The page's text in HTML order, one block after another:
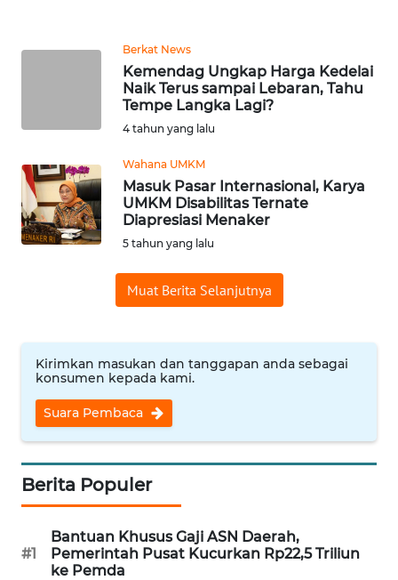
Berkat News
Kemendag Ungkap Harga Kedelai
Naik Terus sampai Lebaran, Tahu
Tempe Langka Lagi?
4 tahun yang lalu
Wahana UMKM
Masuk Pasar Internasional, Karya
UMKM Disabilitas Ternate
Diapresiasi Menaker
5 tahun yang lalu
Muat Berita Selanjutnya
Kirimkan masukan dan tanggapan anda sebagai
konsumen kepada kami.
Suara Pembaca
Berita Populer
#1
Bantuan Khusus Gaji ASN Daerah,
Pemerintah Pusat Kucurkan Rp22,5 Triliun
ke Pemda
News
WN
SUMUT
WN
BANTEN
NTT
KEPRI